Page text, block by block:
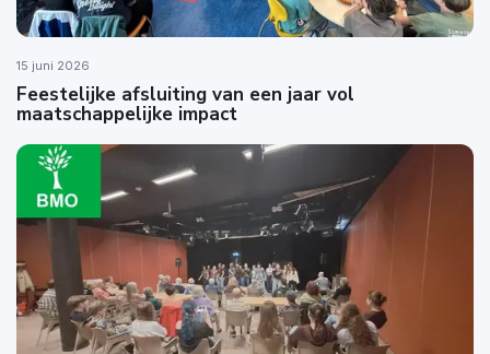
15 juni 2026
Feestelijke afsluiting van een jaar vol
maatschappelijke impact